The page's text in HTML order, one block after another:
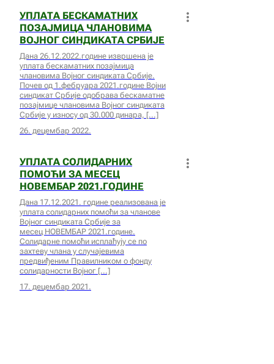
УПЛАТА БЕСКАМАТНИХ
ПОЗАЈМИЦА ЧЛАНОВИМА
ВОЈНОГ СИНДИКАТА СРБИЈЕ
Дана 26.12.2022.године извршена је
уплата бескаматних позајмица
члановима Војног синдиката Србије.
Почев од 1.фебруара 2021.године Војни
синдикат Србије одобрава бескаматне
позајмице члановима Војног синдиката
Србије у износу од 30.000 динара,
26. децембар 2022.
УПЛАТА СОЛИДАРНИХ
ПОМОЋИ ЗА МЕСЕЦ
НОВЕМБАР 2021.ГОДИНЕ
Дана 17.12.2021. године реализована је
уплата солидарних помоћи за чланове
Војног синдиката Србије за
месец НОВЕМБАР 2021.године.
Солидарне помоћи исплаћују се по
захтеву члана у случајевима
предвиђеним Правилником о фонду
солидарности Војног
17. децембар 2021.